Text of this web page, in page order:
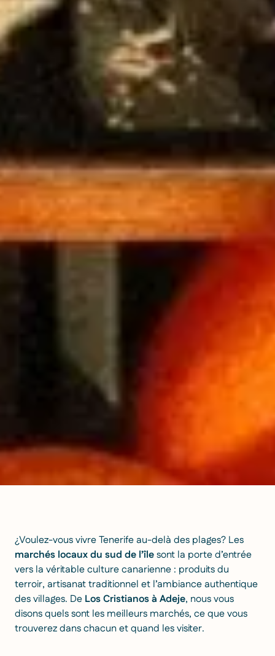
¿Voulez-vous vivre Tenerife au-delà des plages? Les
marchés locaux du sud de l’îlesont la porte d’entrée
vers la véritable culture canarienne : produits du
terroir, artisanat traditionnel et l’ambiance authentique
des villages. De Los Cristianos à Adeje, nous vous
disons quels sont les meilleurs marchés, ce que vous
trouverez dans chacun et quand les visiter.